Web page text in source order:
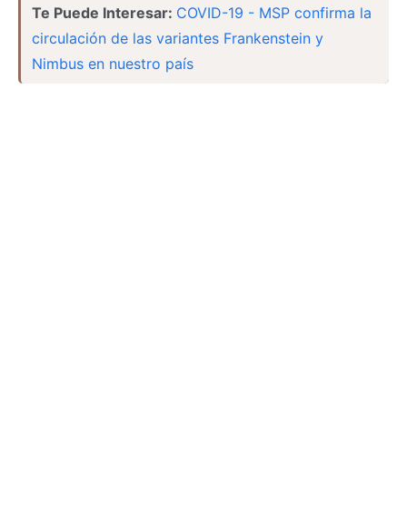
Te Puede Interesar: COVID-19 - MSP confirma la
circulación de las variantes Frankenstein y
Nimbus en nuestro país